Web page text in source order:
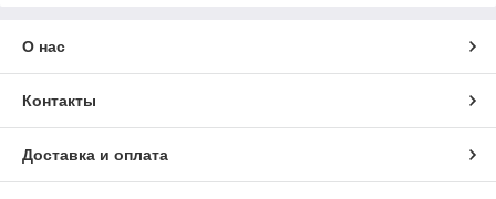
О нас
Контакты
Доставка и оплата